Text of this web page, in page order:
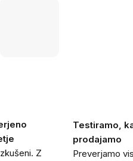
Z
Testiramo,
prodajamo
Preverjamo